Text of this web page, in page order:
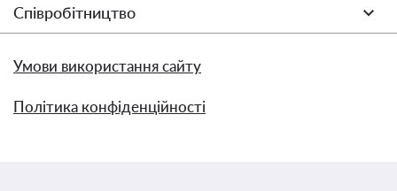
Співробітництво
Умови використання сайту
Політика конфіденційності